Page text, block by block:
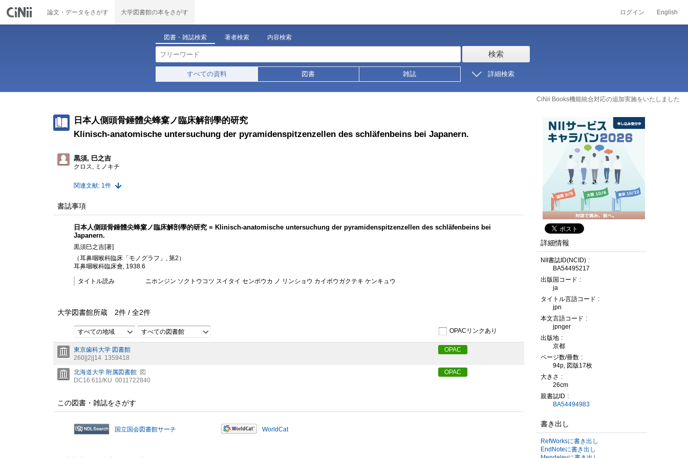
論文・データをさがす 大学図書館の本をさがす ログイン English
図書・雑誌検索 著者検索 内容検索
検索
すべての資料 図書 雑誌 詳細検索
CiNii Books機能統合対応の追加実施をいたしました
日本人側頭骨錘體尖蜂窠ノ臨床解剖學的研究
Klinisch-anatomische untersuchung der pyramidenspitzenzellen des schläfenbeins bei Japanern.
黒須, 巳之吉
クロス, ミノキチ
関連文献: 1件
書誌事項
日本人側頭骨錘體尖蜂窠ノ臨床解剖學的研究 = Klinisch-anatomische untersuchung der pyramidenspitzenzellen des schläfenbeins bei
Japanern.
黒須巳之吉[著]
（耳鼻咽喉科臨床「モノグラフ」, 第2）
耳鼻咽喉科臨床會, 1938.6
タイトル読み ニホンジン ソクトウコツ スイタイ センポウカ ノ リンショウ カイボウガクテキ ケンキュウ
大学図書館所蔵 2件 / 全2件
すべての地域 すべての図書館 OPACリンクあり
東京歯科大学 図書館
260||2||14 1359418
OPAC
北海道大学 附属図書館 図
DC16:611/KU 0011722840
OPAC
この図書・雑誌をさがす
国立国会図書館サーチ WorldCat
詳細情報
NII書誌ID(NCID)
BA54495217
出版国コード
ja
タイトル言語コード
jpn
本文言語コード
jpnger
出版地
京都
ページ数/冊数
94p, 図版17枚
大きさ
26cm
親書誌ID
BA54494983
書き出し
RefWorksに書き出し
EndNoteに書き出し